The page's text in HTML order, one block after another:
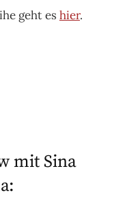
geht eshier.
mit Sina